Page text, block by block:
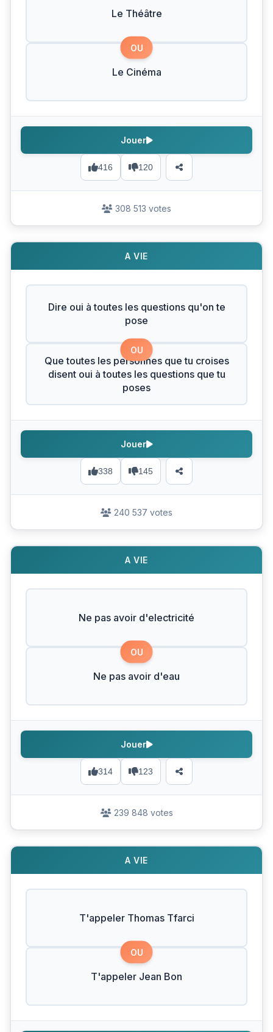
Le Théâtre
OU
Le Cinéma
416 120
Jouer
308 513 votes
A VIE
Dire oui à toutes les questions qu'on te
pose
OU
Que toutes les personnes que tu croises
disent oui à toutes les questions que tu
poses
338 145
Jouer
240 537 votes
A VIE
Ne pas avoir d'electricité
OU
Ne pas avoir d'eau
314 123
Jouer
239 848 votes
A VIE
T'appeler Thomas Tfarci
OU
T'appeler Jean Bon